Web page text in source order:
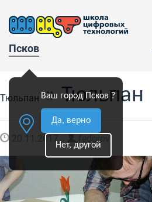
Псков
Ваш город Псков ?
Да, верно
Нет, другой
Тюльпан » Тюльпан
20.11.2017 fedorov